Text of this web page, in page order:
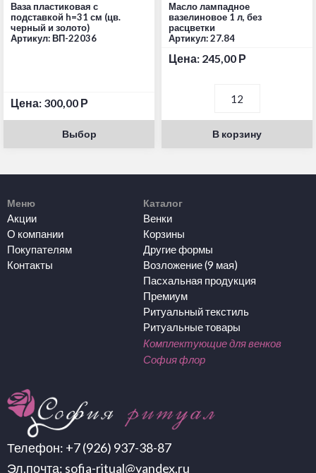
Ваза пластиковая с
подставкой h=31 см (цв.
черный и золото)
Артикул: ВП-22036
Цена: 300,00 Р
Выбор
Масло лампадное
вазелиновое 1 л, без
расцветки
Артикул: 27.84
Цена: 245,00 Р
В корзину
Телефон: +7 (926) 937-38-87
Эл.почта: sofia-ritual@yandex.ru
Меню
Акции
О компании
Покупателям
Контакты
Каталог
Венки
Корзины
Другие формы
Возложение (9 мая)
Пасхальная продукция
Премиум
Ритуальный текстиль
Ритуальные товары
Комплектующие для венков
София флор